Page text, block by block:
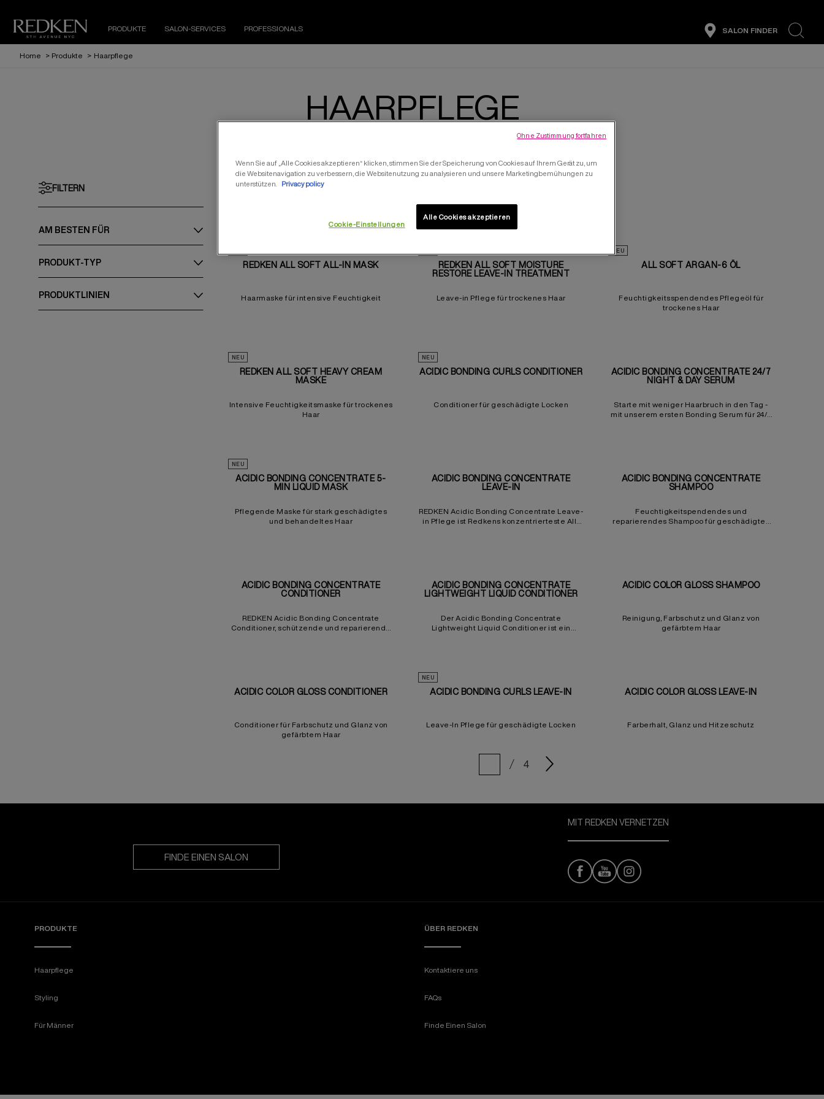
PRODUKTE SALON-SERVICES PROFESSIONALS
SALON FINDER
search
Home > Produkte > Haarpflege
HAARPFLEGE
55Produkte
FILTERN
AM BESTEN FÜR​
PRODUKT-TYP
PRODUKTLINIEN​
REDKEN ALL SOFT ALL-IN MASK
Haarmaske für intensive Feuchtigkeit
REDKEN ALL SOFT MOISTURE
RESTORE LEAVE-IN TREATMENT
Leave-in Pflege für trockenes Haar
NEU
ALL SOFT ARGAN-6 ÖL
Feuchtigkeitsspendendes Pflegeöl für
trockenes Haar
NEU
REDKEN ALL SOFT HEAVY CREAM
MASKE
Intensive Feuchtigkeitsmaske für trockenes
Haar
NEU
ACIDIC BONDING CURLS CONDITIONER
Conditioner für geschädigte Locken
ACIDIC BONDING CONCENTRATE 24/7
NIGHT & DAY SERUM
Starte mit weniger Haarbruch in den Tag -
mit unserem ersten Bonding Serum für 24/7
NEU
ACIDIC BONDING CONCENTRATE 5-
MIN LIQUID MASK
Pflegende Maske für stark geschädigtes
und behandeltes Haar
ACIDIC BONDING CONCENTRATE
LEAVE-IN
REDKEN Acidic Bonding Concentrate Leave-
in Pflege ist Redkens konzentrierteste All-
ACIDIC BONDING CONCENTRATE
SHAMPOO
Feuchtigkeitspendendes und
reparierendes Shampoo für geschädigtes
ACIDIC BONDING CONCENTRATE
CONDITIONER
REDKEN Acidic Bonding Concentrate
Conditioner, schützende und reparierende
ACIDIC BONDING CONCENTRATE
LIGHTWEIGHT LIQUID CONDITIONER
Der Acidic Bonding Concentrate
Lightweight Liquid Conditioner ist ein
ACIDIC COLOR GLOSS SHAMPOO
Reinigung, Farbschutz und Glanz von
gefärbtem Haar
ACIDIC COLOR GLOSS CONDITIONER
Conditioner für Farbschutz und Glanz von
gefärbtem Haar
NEU
ACIDIC BONDING CURLS LEAVE-IN
Leave-In Pflege für geschädigte Locken
ACIDIC COLOR GLOSS LEAVE-IN
Farberhalt, Glanz und Hitzeschutz
4
FINDE EINEN SALON
MIT REDKEN VERNETZEN
PRODUKTE
Haarpflege
Styling
Für Männer
ÜBER REDKEN​
Kontaktiere uns
FAQs
Finde Einen Salon
Wenn Sie auf „Alle Cookies akzeptieren“ klicken, stimmen Sie der Speicherung von Cookies auf Ihrem Gerät zu, um
die Websitenavigation zu verbessern, die Websitenutzung zu analysieren und unsere Marketingbemühungen zu
unterstützen.
Privacy policy
Cookie-Einstellungen
Alle Cookies akzeptieren
Ohne Zustimmung fortfahren